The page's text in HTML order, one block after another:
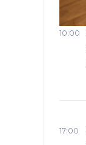
10:00
17:00